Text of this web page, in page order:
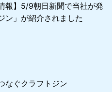
報】5/9朝日新聞で当社が発
ン」が紹介されました
ぐクラフトジン